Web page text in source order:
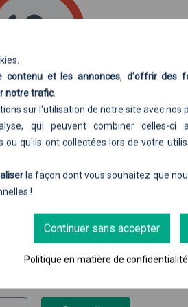
est meilleur
ceux contenant de la nicotine
il est fortement
indirecte, et d'éviter les
Puissanceentre 7 et 20 W-
pour objectif fumer moins et
aux sels de nicotine. Sensation
et investissement matériel
du Cloud Chasing (Grosse
vapotent à longueur de
qui pourraient leur
majeurs uniquement
MAJEUR(E) etAUTORISÉ(E)par la
naissance pour accéder au contenu
date de naissance
Année
contenu et les annonces, d'offrir des
notre trafic.
sur l'utilisation de notre site avec nos
qui peuvent combiner celles-ci
qu'ils ont collectées lors de votre
la façon dont vous souhaitez que
!
Continuer sans accepter
Politique en matière de